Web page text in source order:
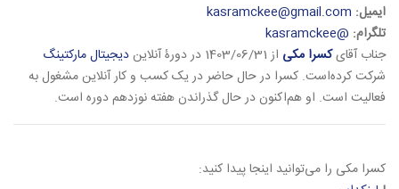
ایمیل: kasramckee@gmail.com
تلگرام: @kasramckee
جناب آقایکسرا مکی از 1403/06/31 در دورۀ آنلاین
دیجیتال مارکتینگ
شرکت کرده‌است. کسرا در حال حاضر در یک کسب و کار آنلاین مشغول به
فعالیت است. او هم‌اکنون در حال گذراندن هفته نوزدهم دوره است.
کسرا مکی را می‌توانید اینجا پیدا کنید: